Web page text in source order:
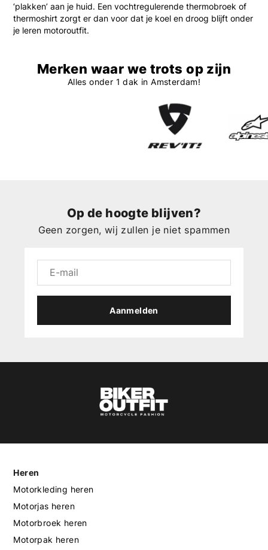
‘plakken’ aan je huid. Een vochtregulerende thermobroek of
thermoshirt zorgt er dan voor dat je koel en droog blijft onder
je leren motoroutfit.
Merken waar we trots op zijn
Alles onder 1 dak in Amsterdam!
Op de hoogte blijven?
Geen zorgen, wij zullen je niet spammen
Aanmelden
Heren
Motorkleding heren
Motorjas heren
Motorbroek heren
Motorpak heren